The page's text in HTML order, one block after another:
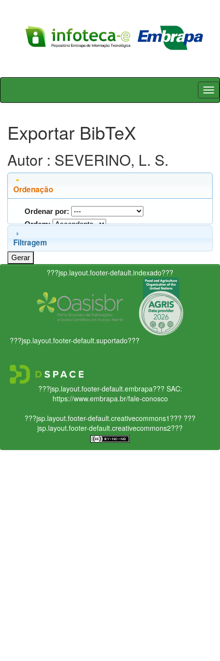
Skip
Exportar BibTeX
Autor : SEVERINO, L. S.
Ordenação
Ordenar por:
Ordem:
Filtragem
???jsp.layout.footer-default.indexado???
???jsp.layout.footer-default.suportado???
???jsp.layout.footer-default.embrapa??? SAC:
https://www.embrapa.br/fale-conosco
???jsp.layout.footer-default.creativecommons1??? ???
jsp.layout.footer-default.creativecommons2???